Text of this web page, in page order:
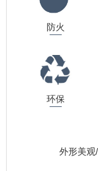
防火
环保
外形美观